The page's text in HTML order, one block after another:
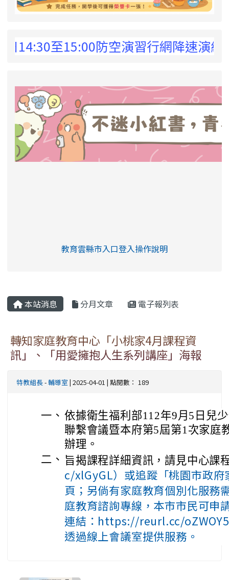
15:00防空演習行網降速演練，請預
link to https://eliteracy.edu.tw/Shorts/
教育雲縣市入口登入操作說明
本站消息 分月文章 電子報列表
轉知家庭教育中心「小桃家4月課程資
訊」、「用愛擁抱人生系列講座」海報
特教組長-輔導室 | 2025-04-01 | 點閱數： 189
一、 依據衛生福利部112年9月5日兒
聯繫會議暨本府第5屆第1次家庭
辦理。
二、 旨揭課程詳細資訊，請見中心課
c/xlGyGL）或追蹤「桃園市政
頁；另倘有家庭教育個別化服務
庭教育諮詢專線，本市市民可申
連結：https://reurl.cc/
透過線上會議室提供服務。